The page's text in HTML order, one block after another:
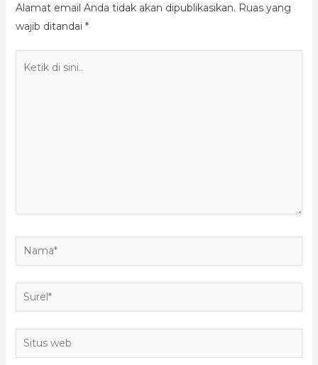
Alamat email Anda tidak akan dipublikasikan. Ruas yang
wajib ditandai *